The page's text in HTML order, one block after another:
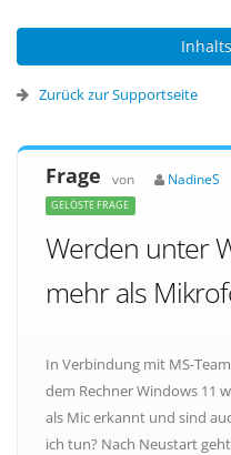
Zurück zur Supportseite
Frage von NadineS
GELÖSTE FRAGE
Werden unter
mehr als
In Verbindung mit MS-
dem Rechner Windows 11
als Mic erkannt und sind
ich tun? Nach Neustart